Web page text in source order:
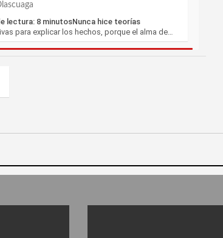
lectura: 8 minutosNunca hice teorías
para explicar los hechos, porque el alma de…